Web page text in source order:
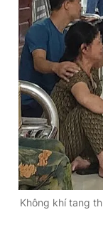
Không khí tang